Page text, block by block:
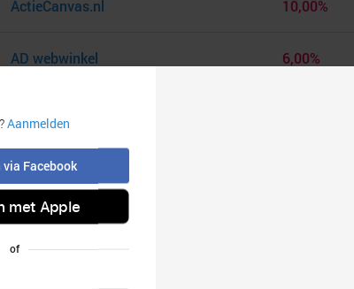
ActieCanvas.nl 10,00%
AD webwinkel 6,00%
Adidas Cadeaukaart
Ador